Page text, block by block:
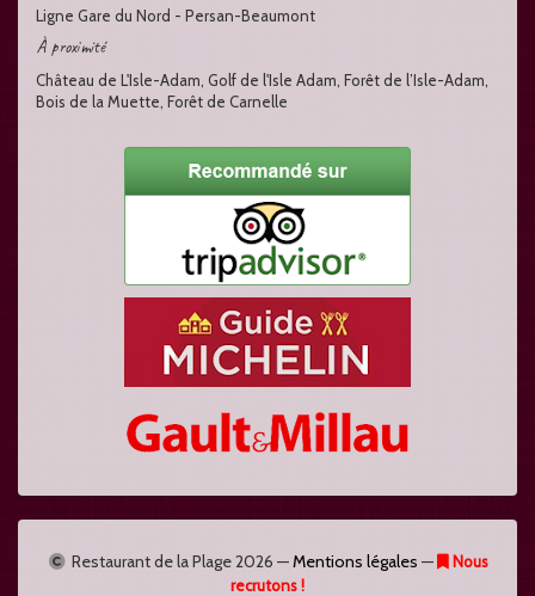
Ligne Gare du Nord - Persan-Beaumont
À proximité
Château de L'Isle-Adam, Golf de l'Isle Adam, Forêt de l’Isle-Adam,
Bois de la Muette, Forêt de Carnelle
Restaurant de la Plage2026 —Mentions légales —
Nous
recrutons !